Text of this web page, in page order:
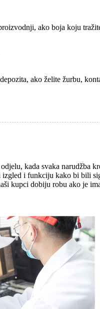
ako boja koju
ako želite žurbu,
kada svaka narudžba
i funkciju kako bi bili
kupci dobiju robu ako je